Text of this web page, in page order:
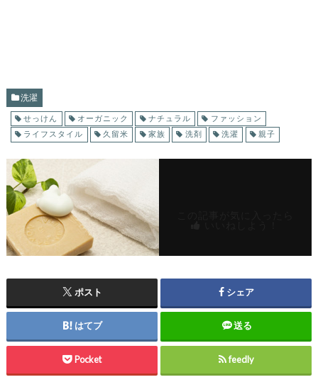
洗濯
せっけん オーガニック ナチュラル
ファッション
ライフスタイル
久留米 家族 洗剤 洗濯 親子
ポスト シェア
はてブ 送る
Pocket feedly